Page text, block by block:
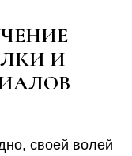
И
своей волей